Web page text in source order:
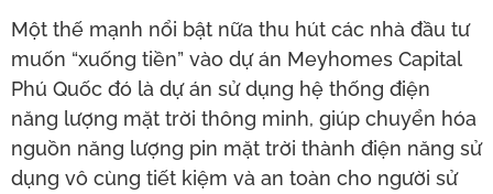
Một thế mạnh nổi bật nữa thu hút các nhà đầu tư
muốn “xuống tiền” vào dự án Meyhomes Capital
Phú Quốc đó là dự án sử dụng hệ thống điện
năng lượng mặt trời thông minh, giúp chuyển hóa
nguồn năng lượng pin mặt trời thành điện năng sử
dụng vô cùng tiết kiệm và an toàn cho người sử